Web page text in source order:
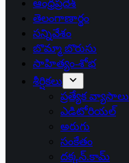
ఆంధ్రప్రదేశ్
తెలంగాణార్థం
సన్నివేశం
బొమ్మా బొరుసు
సాహిత్యం-శోభ
శీర్షికలు
ప్రత్యేక వ్యాసాలు
ఎడిటోరియల్
అరుగు
సంకేతం
దక్కన్.కామ్